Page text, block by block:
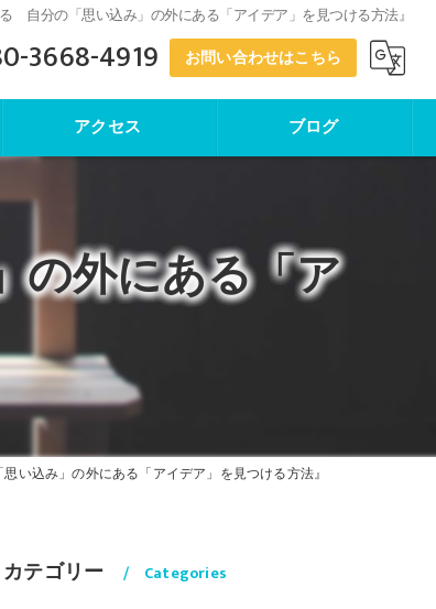
自分の「思い込み」の外にある「アイデア」を見つける方法』
3668-4919 お問い合わせはこちら
アクセス
寺子屋塾
ブログ
の外にある「ア
い込み」の外にある「アイデア」を見つける方法』
カテゴリー Categories